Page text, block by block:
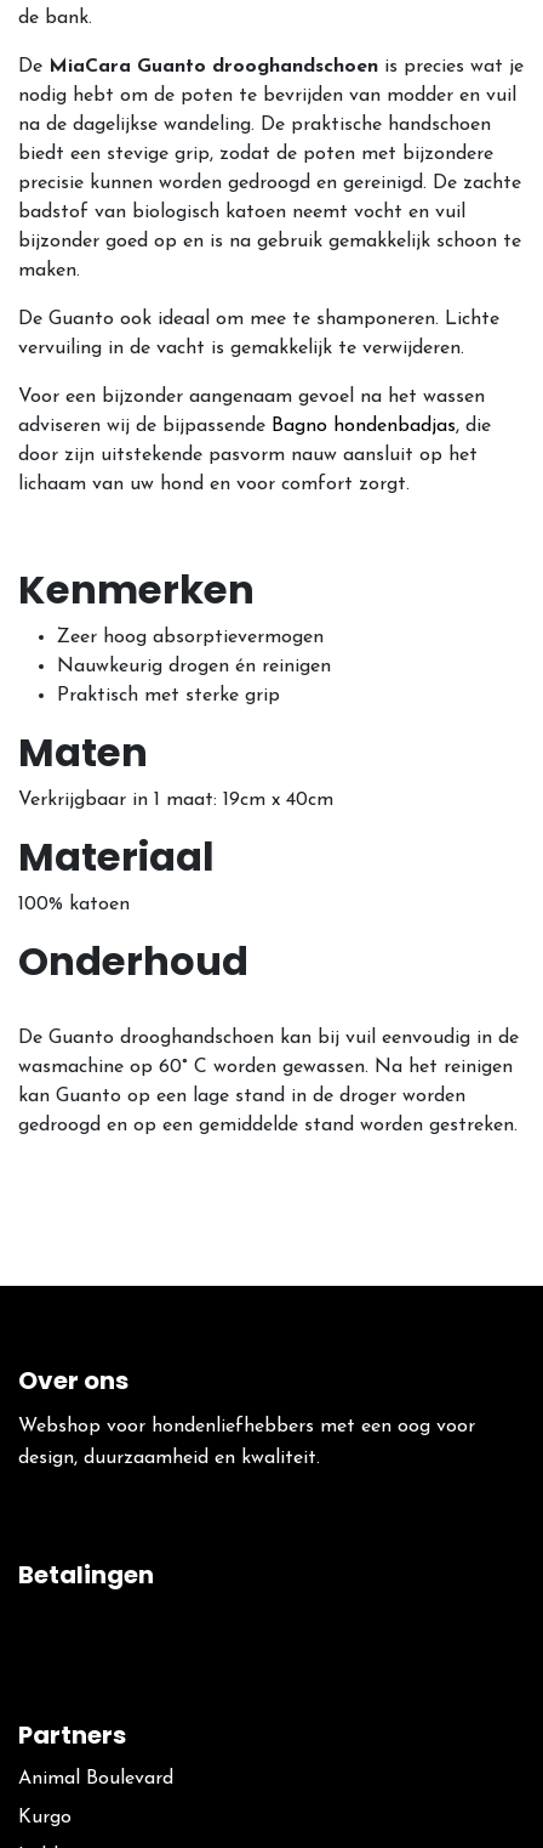
de bank.
De MiaCara Guanto drooghandschoen is precies wat je
nodig hebt om de poten te bevrijden van modder en vuil
na de dagelijkse wandeling. De praktische handschoen
biedt een stevige grip, zodat de poten met bijzondere
precisie kunnen worden gedroogd en gereinigd. De zachte
badstof van biologisch katoen neemt vocht en vuil
bijzonder goed op en is na gebruik gemakkelijk schoon te
maken.
De Guanto ook ideaal om mee te shamponeren. Lichte
vervuiling in de vacht is gemakkelijk te verwijderen.
Voor een bijzonder aangenaam gevoel na het wassen
adviseren wij de bijpassende Bagno hondenbadjas, die
door zijn uitstekende pasvorm nauw aansluit op het
lichaam van uw hond en voor comfort zorgt.
Kenmerken
Zeer hoog absorptievermogen
Nauwkeurig drogen én reinigen
Praktisch met sterke grip
Maten
Verkrijgbaar in 1 maat: 19cm x 40cm
Materiaal
100% katoen
Onderhoud
De Guanto drooghandschoen kan bij vuil eenvoudig in de
wasmachine op 60° C worden gewassen. Na het reinigen
kan Guanto op een lage stand in de droger worden
gedroogd en op een gemiddelde stand worden gestreken.
Over ons
Webshop voor hondenliefhebbers met een oog voor
design, duurzaamheid en kwaliteit.
Betalingen
Partners
Animal Boulevard
Kurgo